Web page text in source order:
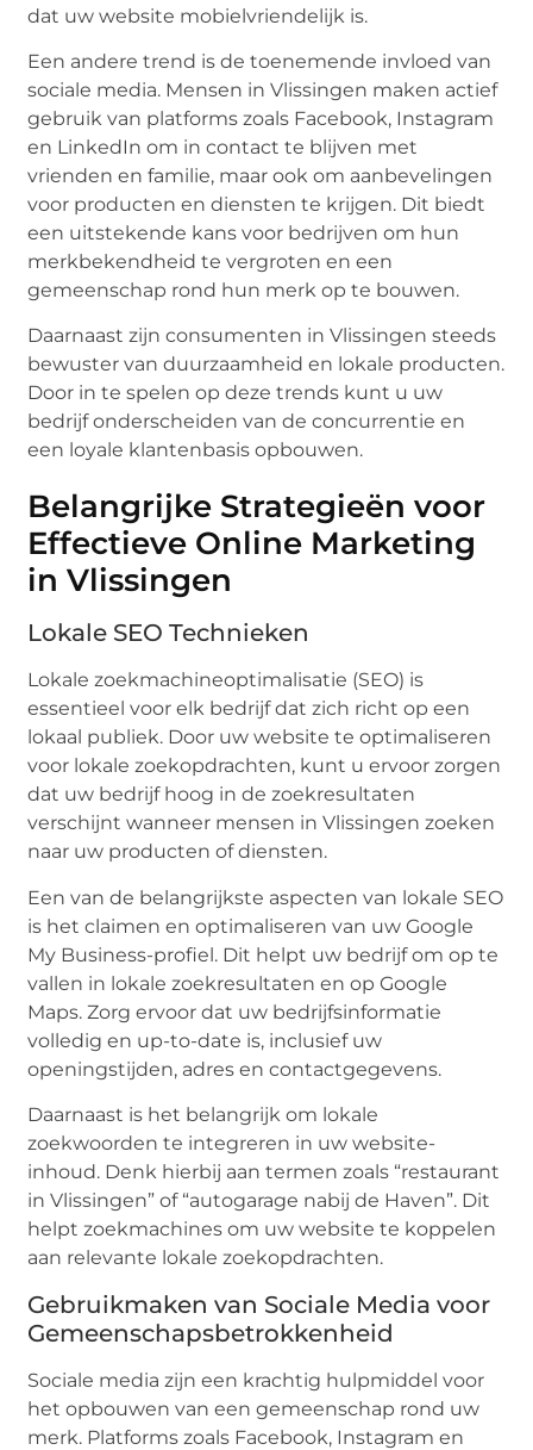
dat uw website mobielvriendelijk is.
Een andere trend is de toenemende invloed van
sociale media. Mensen in Vlissingen maken actief
gebruik van platforms zoals Facebook, Instagram
en LinkedIn om in contact te blijven met
vrienden en familie, maar ook om aanbevelingen
voor producten en diensten te krijgen. Dit biedt
een uitstekende kans voor bedrijven om hun
merkbekendheid te vergroten en een
gemeenschap rond hun merk op te bouwen.
Daarnaast zijn consumenten in Vlissingen steeds
bewuster van duurzaamheid en lokale producten.
Door in te spelen op deze trends kunt u uw
bedrijf onderscheiden van de concurrentie en
een loyale klantenbasis opbouwen.
Belangrijke Strategieën voor
Effectieve Online Marketing
in Vlissingen
Lokale SEO Technieken
Lokale zoekmachineoptimalisatie (SEO) is
essentieel voor elk bedrijf dat zich richt op een
lokaal publiek. Door uw website te optimaliseren
voor lokale zoekopdrachten, kunt u ervoor zorgen
dat uw bedrijf hoog in de zoekresultaten
verschijnt wanneer mensen in Vlissingen zoeken
naar uw producten of diensten.
Een van de belangrijkste aspecten van lokale SEO
is het claimen en optimaliseren van uw Google
My Business-profiel. Dit helpt uw bedrijf om op te
vallen in lokale zoekresultaten en op Google
Maps. Zorg ervoor dat uw bedrijfsinformatie
volledig en up-to-date is, inclusief uw
openingstijden, adres en contactgegevens.
Daarnaast is het belangrijk om lokale
zoekwoorden te integreren in uw website-
inhoud. Denk hierbij aan termen zoals “restaurant
in Vlissingen” of “autogarage nabij de Haven”. Dit
helpt zoekmachines om uw website te koppelen
aan relevante lokale zoekopdrachten.
Gebruikmaken van Sociale Media voor
Gemeenschapsbetrokkenheid
Sociale media zijn een krachtig hulpmiddel voor
het opbouwen van een gemeenschap rond uw
merk. Platforms zoals Facebook, Instagram en